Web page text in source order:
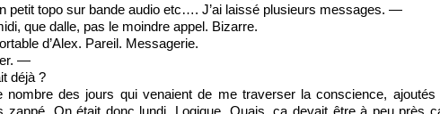
petit topo sur bande audio etc…. J’ai laissé plusieurs messages. ―
que dalle, pas le moindre appel. Bizarre.
d’Alex. Pareil. Messagerie.
―
déjà ?
nombre des jours qui venaient de me traverser la conscience, ajoutés
zappé. On était donc lundi. Logique. Ouais, ça devait être à peu près